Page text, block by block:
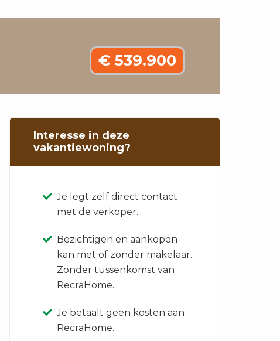
€ 539.900
Interesse in deze
vakantiewoning?
Je legt zelf direct contact
met de verkoper.
Bezichtigen en aankopen
kan met of zonder makelaar.
Zonder tussenkomst van
RecraHome.
Je betaalt geen kosten aan
RecraHome.